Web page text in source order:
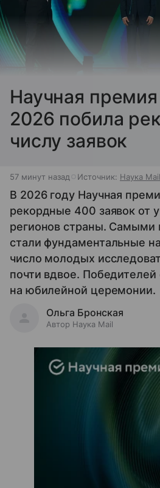
Научная
2026 побила
числу заявок
57 минут назад Источник: Наука Mail
В 2026 году Научная
рекордные 400 заявок от
регионов страны. Самыми
стали фундаментальные
число молодых
почти вдвое. Победителей
на юбилейной церемонии.
Ольга Бронская
Автор Наука Mail